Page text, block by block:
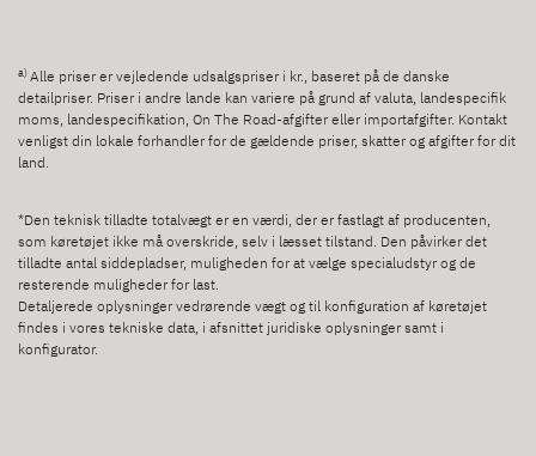
a)Alle priser er vejledende udsalgspriser i kr., baseret på de danske
detailpriser. Priser i andre lande kan variere på grund af valuta, landespecifik
moms, landespecifikation, On The Road-afgifter eller importafgifter. Kontakt
venligst din lokale forhandler for de gældende priser, skatter og afgifter for dit
land.
*Den teknisk tilladte totalvægt er en værdi, der er fastlagt af producenten,
som køretøjet ikke må overskride, selv i læsset tilstand. Den påvirker det
tilladte antal siddepladser, muligheden for at vælge specialudstyr og de
resterende muligheder for last.
Detaljerede oplysninger vedrørende vægt og til konfiguration af køretøjet
findes i vores tekniske data, i afsnittet juridiske oplysninger samt i
konfigurator.